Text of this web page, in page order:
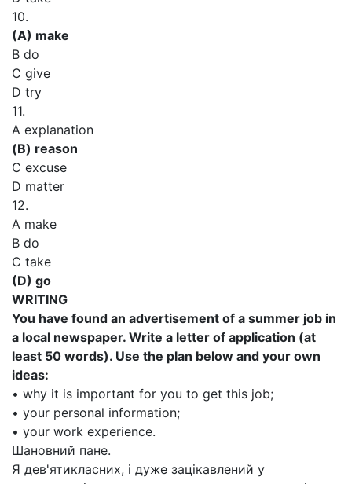
10.
(A) make
В do
C give
D try
11.
A explanation
(В) reason
C excuse
D matter
12.
A make
В do
C take
(D) go
WRITING
You have found an advertisement of a summer job in
a local newspaper. Write a letter of application (at
least 50 words). Use the plan below and your own
ideas:
• why it is important for you to get this job;
• your personal information;
• your work experience.
Шановний пане.
Я дев'ятикласних, і дуже зацікавлений у